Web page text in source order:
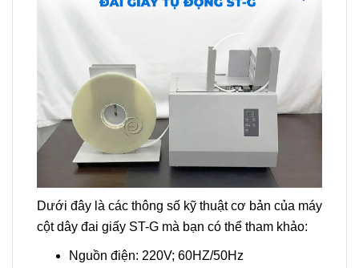
Dưới đây là các thông số kỹ thuật cơ bản của máy
cột dây đai giấy ST-G mà bạn có thể tham khảo:
Nguồn điện: 220V; 60HZ/50Hz